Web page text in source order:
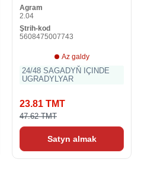
Agram
2.04
Ştrih-kod
5608475007743
Az galdy
24/48 SAGADYŇ IÇINDE
UGRADYLYAR
23.81 TMT
47.62 TMT
Satyn almak